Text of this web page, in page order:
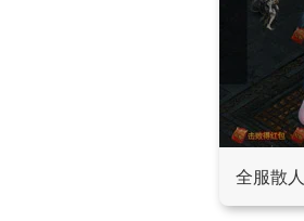
全服散